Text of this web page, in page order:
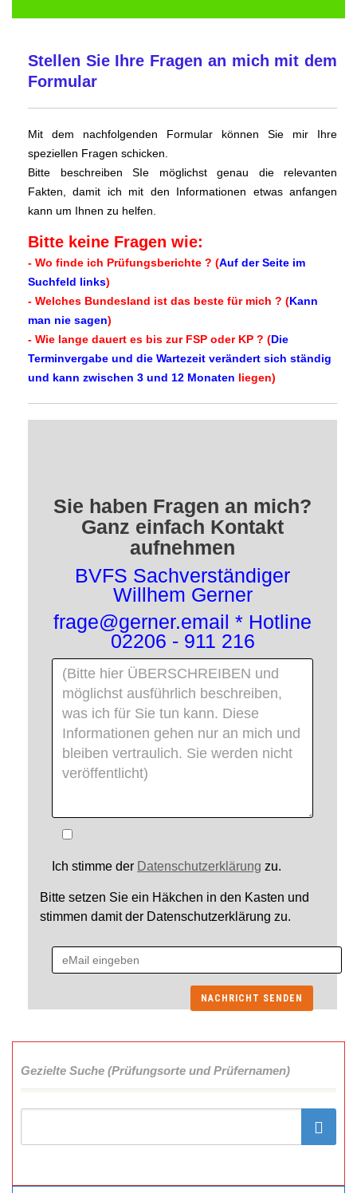
Stellen Sie Ihre Fragen an mich mit dem
Formular
Mit dem nachfolgenden Formular können Sie mir Ihre
speziellen Fragen schicken.
Bitte beschreiben SIe möglichst genau die relevanten
Fakten, damit ich mit den Informationen etwas anfangen
kann um Ihnen zu helfen.
Bitte keine Fragen wie:
- Wo finde ich Prüfungsberichte ? (Auf der Seite im
Suchfeld links)
- Welches Bundesland ist das beste für mich ? (Kann
man nie sagen)
- Wie lange dauert es bis zur FSP oder KP ? (Die
Terminvergabe und die Wartezeit verändert sich ständig
und kann zwischen 3 und 12 Monaten liegen)
Sie haben Fragen an mich?
Ganz einfach Kontakt
aufnehmen
BVFS Sachverständiger
Willhem Gerner
frage@gerner.email * Hotline
02206 - 911 216
Ich stimme der Datenschutzerklärung zu.
Bitte setzen Sie ein Häkchen in den Kasten und
stimmen damit der Datenschutzerklärung zu.
Gezielte Suche (Prüfungsorte und Prüfernamen)